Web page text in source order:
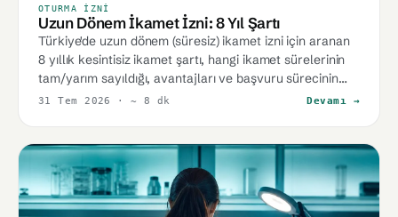
OTURMA İZNI
Uzun Dönem İkamet İzni: 8 Yıl Şartı
Türkiye'de uzun dönem (süresiz) ikamet izni için aranan
8 yıllık kesintisiz ikamet şartı, hangi ikamet sürelerinin
tam/yarım sayıldığı, avantajları ve başvuru sürecinin
genel akışı.
31 Tem 2026 · ~ 8 dk Devamı →